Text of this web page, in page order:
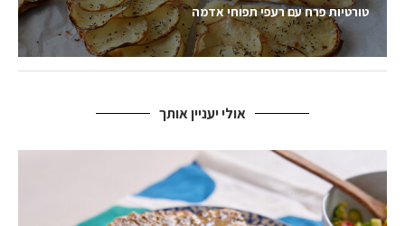
טורטיות פרח עם רעפי תפוחי אדמה
אולי יעניין אותך